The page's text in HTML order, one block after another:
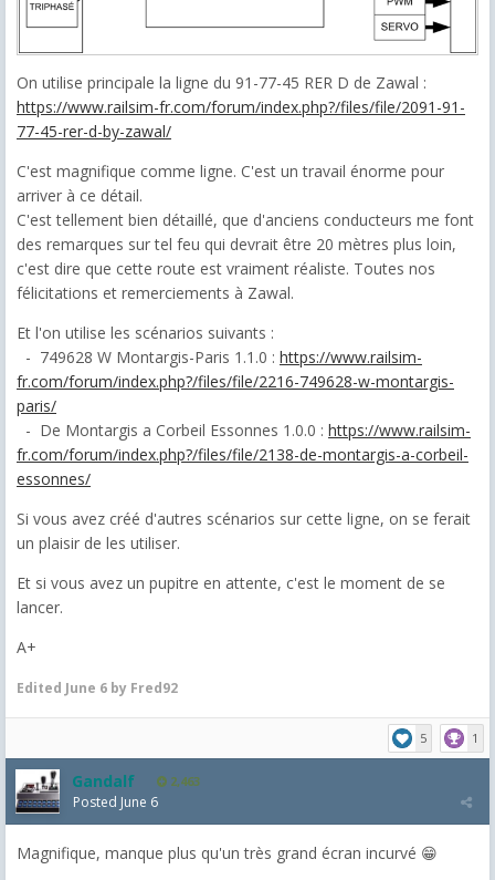
On utilise principale la ligne du 91-77-45 RER D de Zawal :
https://www.railsim-fr.com/forum/index.php?/files/file/2091-91-
77-45-rer-d-by-zawal/
C'est magnifique comme ligne. C'est un travail énorme pour
arriver à ce détail.
C'est tellement bien détaillé, que d'anciens conducteurs me font
des remarques sur tel feu qui devrait être 20 mètres plus loin,
c'est dire que cette route est vraiment réaliste. Toutes nos
félicitations et remerciements à Zawal.
Et l'on utilise les scénarios suivants :
- 749628 W Montargis-Paris 1.1.0 : https://www.railsim-
fr.com/forum/index.php?/files/file/2216-749628-w-montargis-
paris/
- De Montargis a Corbeil Essonnes 1.0.0 : https://www.railsim-
fr.com/forum/index.php?/files/file/2138-de-montargis-a-corbeil-
essonnes/
Si vous avez créé d'autres scénarios sur cette ligne, on se ferait
un plaisir de les utiliser.
Et si vous avez un pupitre en attente, c'est le moment de se
lancer.
A+
Edited June 6 by Fred92
5 1
Gandalf 2,463
Posted June 6
Magnifique, manque plus qu'un très grand écran incurvé 😁